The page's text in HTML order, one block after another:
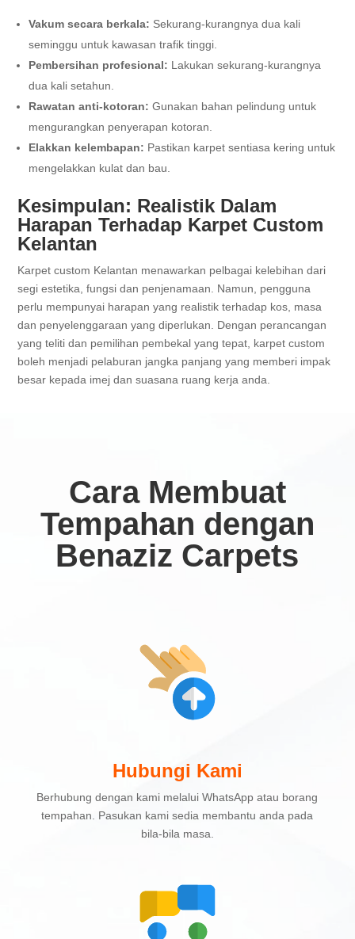
Vakum secara berkala: Sekurang-kurangnya dua kali
seminggu untuk kawasan trafik tinggi.
Pembersihan profesional: Lakukan sekurang-kurangnya
dua kali setahun.
Rawatan anti-kotoran: Gunakan bahan pelindung untuk
mengurangkan penyerapan kotoran.
Elakkan kelembapan: Pastikan karpet sentiasa kering untuk
mengelakkan kulat dan bau.
Kesimpulan: Realistik Dalam
Harapan Terhadap Karpet Custom
Kelantan
Karpet custom Kelantan menawarkan pelbagai kelebihan dari
segi estetika, fungsi dan penjenamaan. Namun, pengguna
perlu mempunyai harapan yang realistik terhadap kos, masa
dan penyelenggaraan yang diperlukan. Dengan perancangan
yang teliti dan pemilihan pembekal yang tepat, karpet custom
boleh menjadi pelaburan jangka panjang yang memberi impak
besar kepada imej dan suasana ruang kerja anda.
Cara Membuat
Tempahan dengan
Benaziz Carpets
Hubungi Kami
Berhubung dengan kami melalui WhatsApp atau borang
tempahan. Pasukan kami sedia membantu anda pada
bila-bila masa.